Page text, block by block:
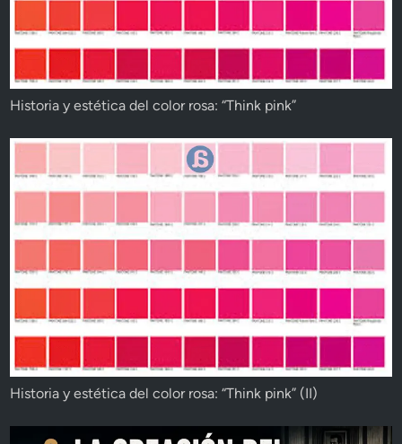
Historia y estética del color rosa: “Think pink”
Historia y estética del color rosa: “Think pink” (II)